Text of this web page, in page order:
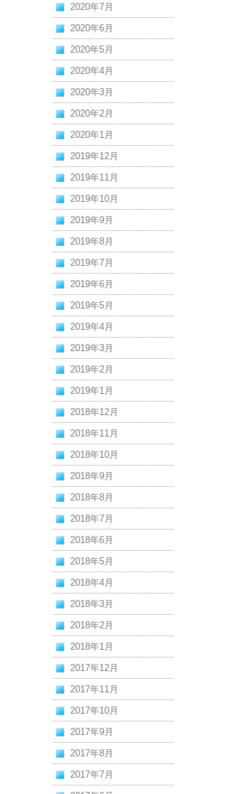
2020年7月
2020年6月
2020年5月
2020年4月
2020年3月
2020年2月
2020年1月
2019年12月
2019年11月
2019年10月
2019年9月
2019年8月
2019年7月
2019年6月
2019年5月
2019年4月
2019年3月
2019年2月
2019年1月
2018年12月
2018年11月
2018年10月
2018年9月
2018年8月
2018年7月
2018年6月
2018年5月
2018年4月
2018年3月
2018年2月
2018年1月
2017年12月
2017年11月
2017年10月
2017年9月
2017年8月
2017年7月